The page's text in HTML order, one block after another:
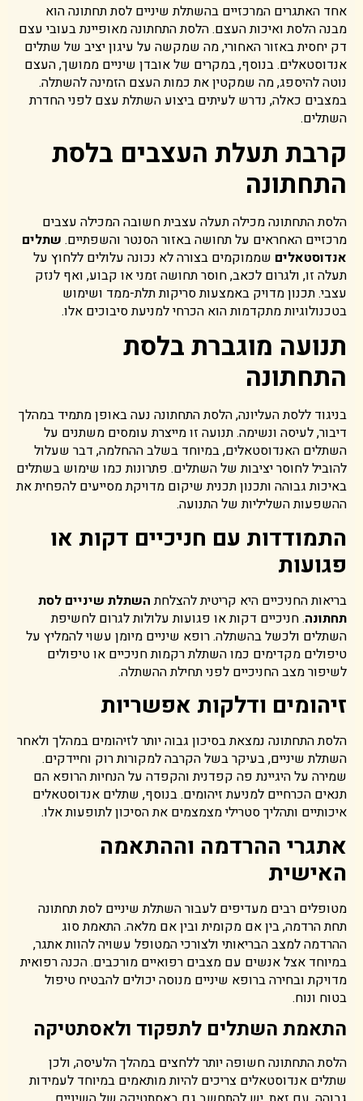
אחד האתגרים המרכזיים בהשתלת שיניים לסת תחתונה הוא
מבנה הלסת ואיכות העצם. הלסת התחתונה מאופיינת בעובי עצם
דק יחסית באזור האחורי, מה שמקשה על עיגון יציב של שתלים
אנדוסטאלים. בנוסף, במקרים של אובדן שיניים ממושך, העצם
נוטה להיספג, מה שמקטין את כמות העצם הזמינה להשתלה.
במצבים כאלה, נדרש לעיתים ביצוע השתלת עצם לפני החדרת
השתלים.
קרבת תעלת העצבים בלסת
התחתונה
הלסת התחתונה מכילה תעלה עצבית חשובה המכילה עצבים
מרכזיים האחראים על תחושה באזור הסנטר והשפתיים. שתלים
אנדוסטאלים שממוקמים בצורה לא נכונה עלולים ללחוץ על
תעלה זו, ולגרום לכאב, חוסר תחושה זמני או קבוע, ואף לנזק
עצבי. תכנון מדויק באמצעות סריקות תלת-ממד ושימוש
בטכנולוגיות מתקדמות הוא הכרחי למניעת סיבוכים אלו.
תנועה מוגברת בלסת
התחתונה
בניגוד ללסת העליונה, הלסת התחתונה נעה באופן מתמיד במהלך
דיבור, לעיסה ונשימה. תנועה זו מייצרת עומסים משתנים על
השתלים האנדוסטאלים, במיוחד בשלב ההחלמה, דבר שעלול
להוביל לחוסר יציבות של השתלים. פתרונות כמו שימוש בשתלים
באיכות גבוהה ותכנון תכנית שיקום מדויקת מסייעים להפחית את
ההשפעות השליליות של התנועה.
התמודדות עם חניכיים דקות או
פגועות
בריאות החניכיים היא קריטית להצלחתהשתלת שיניים לסת
תחתונה. חניכיים דקות או פגועות עלולות לגרום לחשיפת
השתלים ולכשל בהשתלה. רופא שיניים מיומן עשוי להמליץ על
טיפולים מקדימים כמו השתלת רקמות חניכיים או טיפולים
לשיפור מצב החניכיים לפני תחילת ההשתלה.
זיהומים ודלקות אפשריות
הלסת התחתונה נמצאת בסיכון גבוה יותר לזיהומים במהלך ולאחר
השתלת שיניים, בעיקר בשל הקרבה למקורות רוק וחיידקים.
שמירה על היגיינת פה קפדנית והקפדה על הנחיות הרופא הם
תנאים הכרחיים למניעת זיהומים. בנוסף, שתלים אנדוסטאלים
איכותיים ותהליך סטרילי מצמצמים את הסיכון לתופעות אלו.
אתגרי ההרדמה וההתאמה
האישית
מטופלים רבים מעדיפים לעבור השתלת שיניים לסת תחתונה
תחת הרדמה, בין אם מקומית ובין אם מלאה. התאמת סוג
ההרדמה למצב הבריאותי ולצורכי המטופל עשויה להוות אתגר,
במיוחד אצל אנשים עם מצבים רפואיים מורכבים. הכנה רפואית
מדויקת ובחירה ברופא שיניים מנוסה יכולים להבטיח טיפול
בטוח ונוח.
התאמת השתלים לתפקוד ולאסתטיקה
הלסת התחתונה חשופה יותר ללחצים במהלך הלעיסה, ולכן
שתלים אנדוסטאלים צריכים להיות מותאמים במיוחד לעמידות